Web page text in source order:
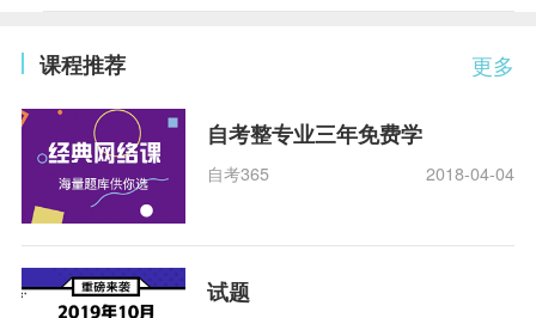
更多
课程推荐
自考整专业三年免费学
自考365 2018-04-04
试题